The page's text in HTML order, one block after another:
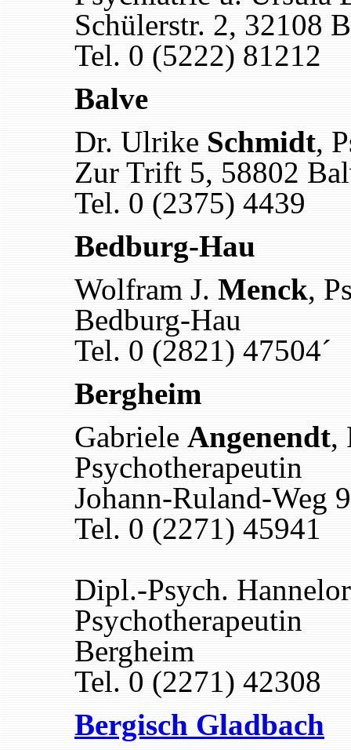
Schülerstr. 2, 32108
Tel. 0 (5222) 81212
Balve
Dr. Ulrike Schmidt,
Zur Trift 5, 58802
Tel. 0 (2375) 4439
Bedburg-Hau
Wolfram J. Menck,
Bedburg-Hau
Tel. 0 (2821) 47504´
Bergheim
Gabriele Angenendt,
Psychotherapeutin
Johann-Ruland-Weg
Tel. 0 (2271) 45941
Dipl.-Psych.
Psychotherapeutin
Bergheim
Tel. 0 (2271) 42308
Bergisch Gladbach